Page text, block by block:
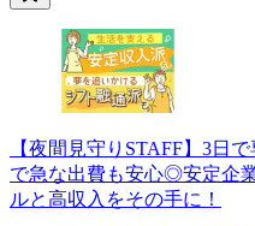
【夜間見守りSTAFF】3日
で急な出費も安心◎安定企
ルと高収入をその手に！